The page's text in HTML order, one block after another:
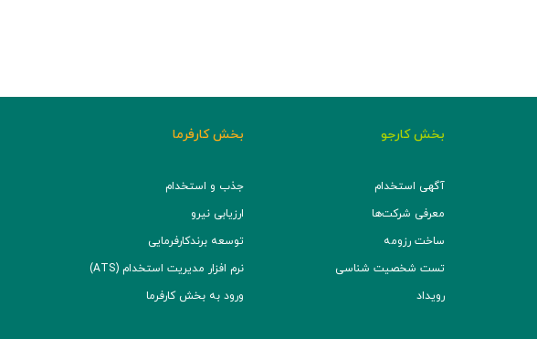
بخش کارجو
آگهی استخدام
معرفی شرکت‌ها
ساخت رزومه
تست شخصیت شناسی
رویداد
بخش کارفرما
جذب و استخدام
ارزیابی نیرو
توسعه برند‌کارفرمایی
نرم افزار مدیریت استخدام (ATS)
ورود به بخش کارفرما